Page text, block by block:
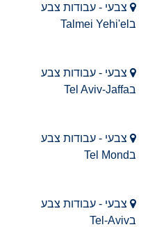
צבעי - עבודות צבע
בTalmei Yehi'el
צבעי - עבודות צבע
בTel Aviv-Jaffa
צבעי - עבודות צבע
בTel Mond
צבעי - עבודות צבע
בTel-Aviv